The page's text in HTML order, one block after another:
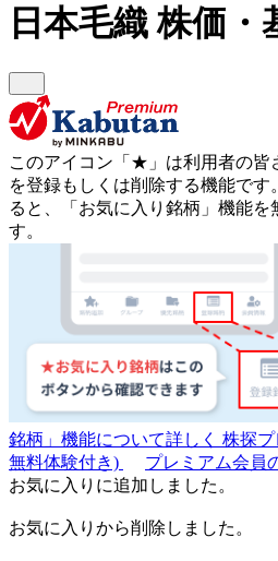
日本毛織株価・
このアイコン 「★」 は利用者の皆
を登録もしくは削除する機能です。
ると、「お気に入り銘柄」機能を
す。
銘柄」機能について詳しく 株探
無料体験付き)
プレミアム会員
お気に入りに追加しました。
お気に入りから削除しました。